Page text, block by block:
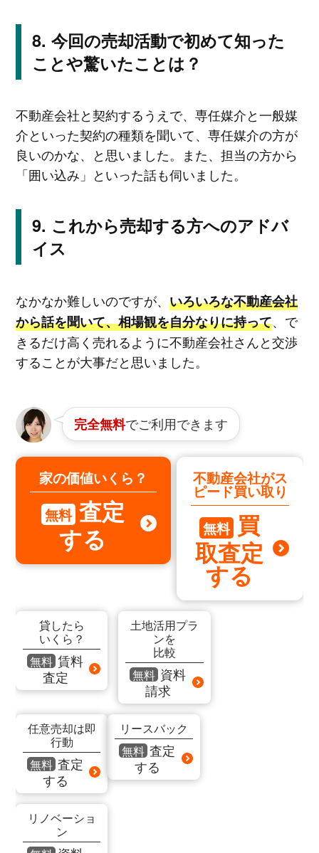
今回の売却活動で初めて知った
ことや驚いたことは？
不動産会社と契約するうえで、専任媒介と一般媒
介といった契約の種類を聞いて、専任媒介の方が
良いのかな、と思いました。また、担当の方から
「囲い込み」といった話も伺いました。
これから売却する方へのアドバ
イス
なかなか難しいのですが、 いろいろな不動産会社
から話を聞いて、相場観を自分なりに持って、で
きるだけ高く売れるように不動産会社さんと交渉
することが大事だと思いました。
完全無料でご利用できます
家の価値いくら？
無料 査定
する
不動産会社がス
ピード買い取り
無料 買
取査定
する
貸したら
いくら？
無料 賃料
査定
土地活用プラ
ンを
比較
無料 資料
請求
任意売却は即
行動
無料 査定
する
リースバック
無料 査定
する
リノベーショ
ン